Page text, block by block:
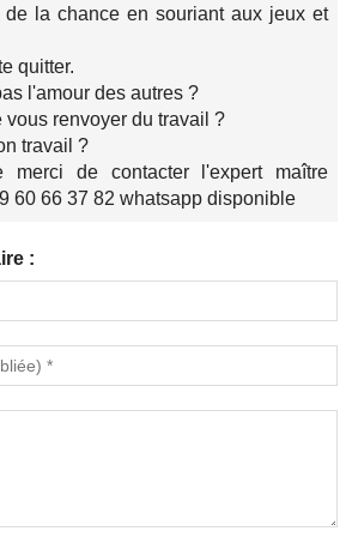
de la chance en souriant aux jeux et
quitter.
l'amour des autres ?
vous renvoyer du travail ?
travail ?
merci de contacter l'expert maître
60 66 37 82 whatsapp disponible
: